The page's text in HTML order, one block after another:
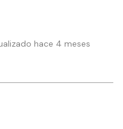
hace 4 meses